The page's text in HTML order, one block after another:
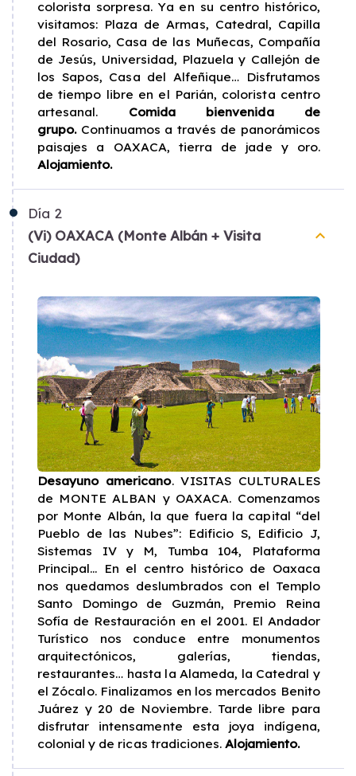
colorista sorpresa. Ya en su centro histórico,
visitamos: Plaza de Armas, Catedral, Capilla
del Rosario, Casa de las Muñecas, Compañía
de Jesús, Universidad, Plazuela y Callejón de
los Sapos, Casa del Alfeñique… Disfrutamos
de tiempo libre en el Parián, colorista centro
artesanal. Comida bienvenida de
grupo. Continuamos a través de panorámicos
paisajes a OAXACA, tierra de jade y oro.
Alojamiento.
Día 2
(Vi) OAXACA (Monte Albán + Visita
Ciudad)
keyboard_arrow_up
Desayuno americano. VISITAS CULTURALES
de MONTE ALBAN y OAXACA. Comenzamos
por Monte Albán, la que fuera la capital “del
Pueblo de las Nubes”: Edificio S, Edificio J,
Sistemas IV y M, Tumba 104, Plataforma
Principal... En el centro histórico de Oaxaca
nos quedamos deslumbrados con el Templo
Santo Domingo de Guzmán, Premio Reina
Sofía de Restauración en el 2001. El Andador
Turístico nos conduce entre monumentos
arquitectónicos, galerías, tiendas,
restaurantes… hasta la Alameda, la Catedral y
el Zócalo. Finalizamos en los mercados Benito
Juárez y 20 de Noviembre. Tarde libre para
disfrutar intensamente esta joya indígena,
colonial y de ricas tradiciones.Alojamiento.